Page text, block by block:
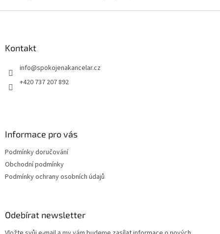
Kontakt
info@spokojenakancelar.cz
+420 737 207 892
Informace pro vás
Podmínky doručování
Obchodní podmínky
Podmínky ochrany osobních údajů
Odebírat newsletter